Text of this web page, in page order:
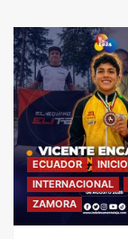
ECUADOR
INICIO
INTERNACIONAL
ZAMORA